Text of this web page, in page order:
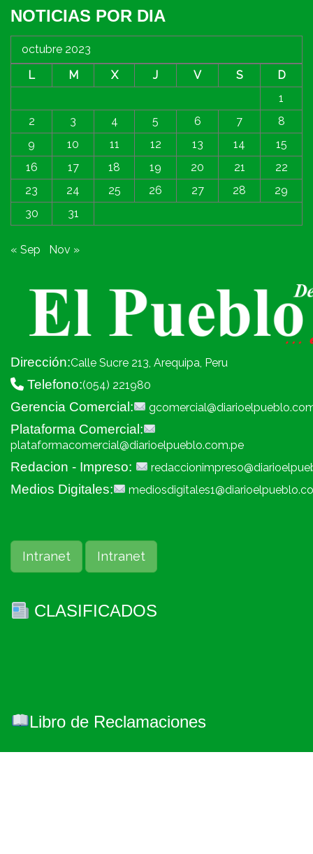
NOTICIAS POR DIA
octubre 2023
L
M X J V S
D
1
2
3 4 5 6 7
8
9
10 11 12 13 14
15
16
17 18 19 20 21
22
23
24 25 26 27 28
29
30
31
« Sep Nov »
Dirección:Calle Sucre 213, Arequipa, Peru
Telefono:(054) 221980
Gerencia Comercial:
Plataforma Comercial:
plataformacomercial@diarioelpueblo.com.pe
Redacion - Impreso:
Medios Digitales:
Intranet Intranet
CLASIFICADOS
Libro de Reclamaciones